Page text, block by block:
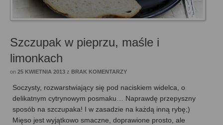
Szczupak w pieprzu, maśle i
limonkach
on 25 KWIETNIA 2013 z BRAK KOMENTARZY
Soczysty, rozwarstwiający się pod naciskiem widelca, o
delikatnym cytrynowym posmaku… Naprawdę przepyszny
sposób na szczupaka! I w zasadzie na każdą inną rybę;)
Mięso jest wyjątkowo smaczne, doprawione prosto, ale